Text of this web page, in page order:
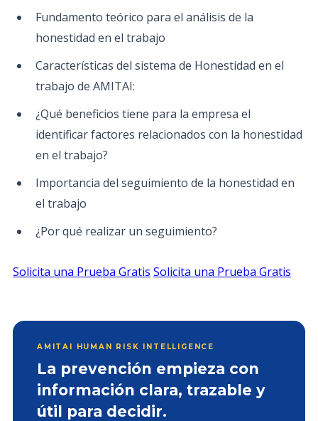
Fundamento teórico para el análisis de la
honestidad en el trabajo
Características del sistema de Honestidad en el
trabajo de AMITAI:
¿Qué beneficios tiene para la empresa el
identificar factores relacionados con la honestidad
en el trabajo?
Importancia del seguimiento de la honestidad en
el trabajo
¿Por qué realizar un seguimiento?
Solicita una Prueba Gratis Solicita una Prueba Gratis
AMITAI HUMAN RISK INTELLIGENCE
La prevención empieza con
información clara, trazable y
útil para decidir.